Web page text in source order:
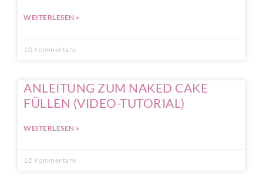
WEITERLESEN »
10 Kommentare
ANLEITUNG ZUM NAKED CAKE
FÜLLEN (VIDEO-TUTORIAL)
WEITERLESEN »
10 Kommentare